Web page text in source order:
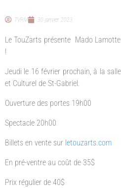
TVRM 30 janvier 2023
Le TouZarts présente Mado
!
Jeudi le 16 février prochain, à la
et Culturel de St-Gabriel.
Ouverture des portes 19h00
Spectacle 20h00
Billets en vente sur letouzarts.com
En pré-ventre au coût de 35$
Prix régulier de 40$